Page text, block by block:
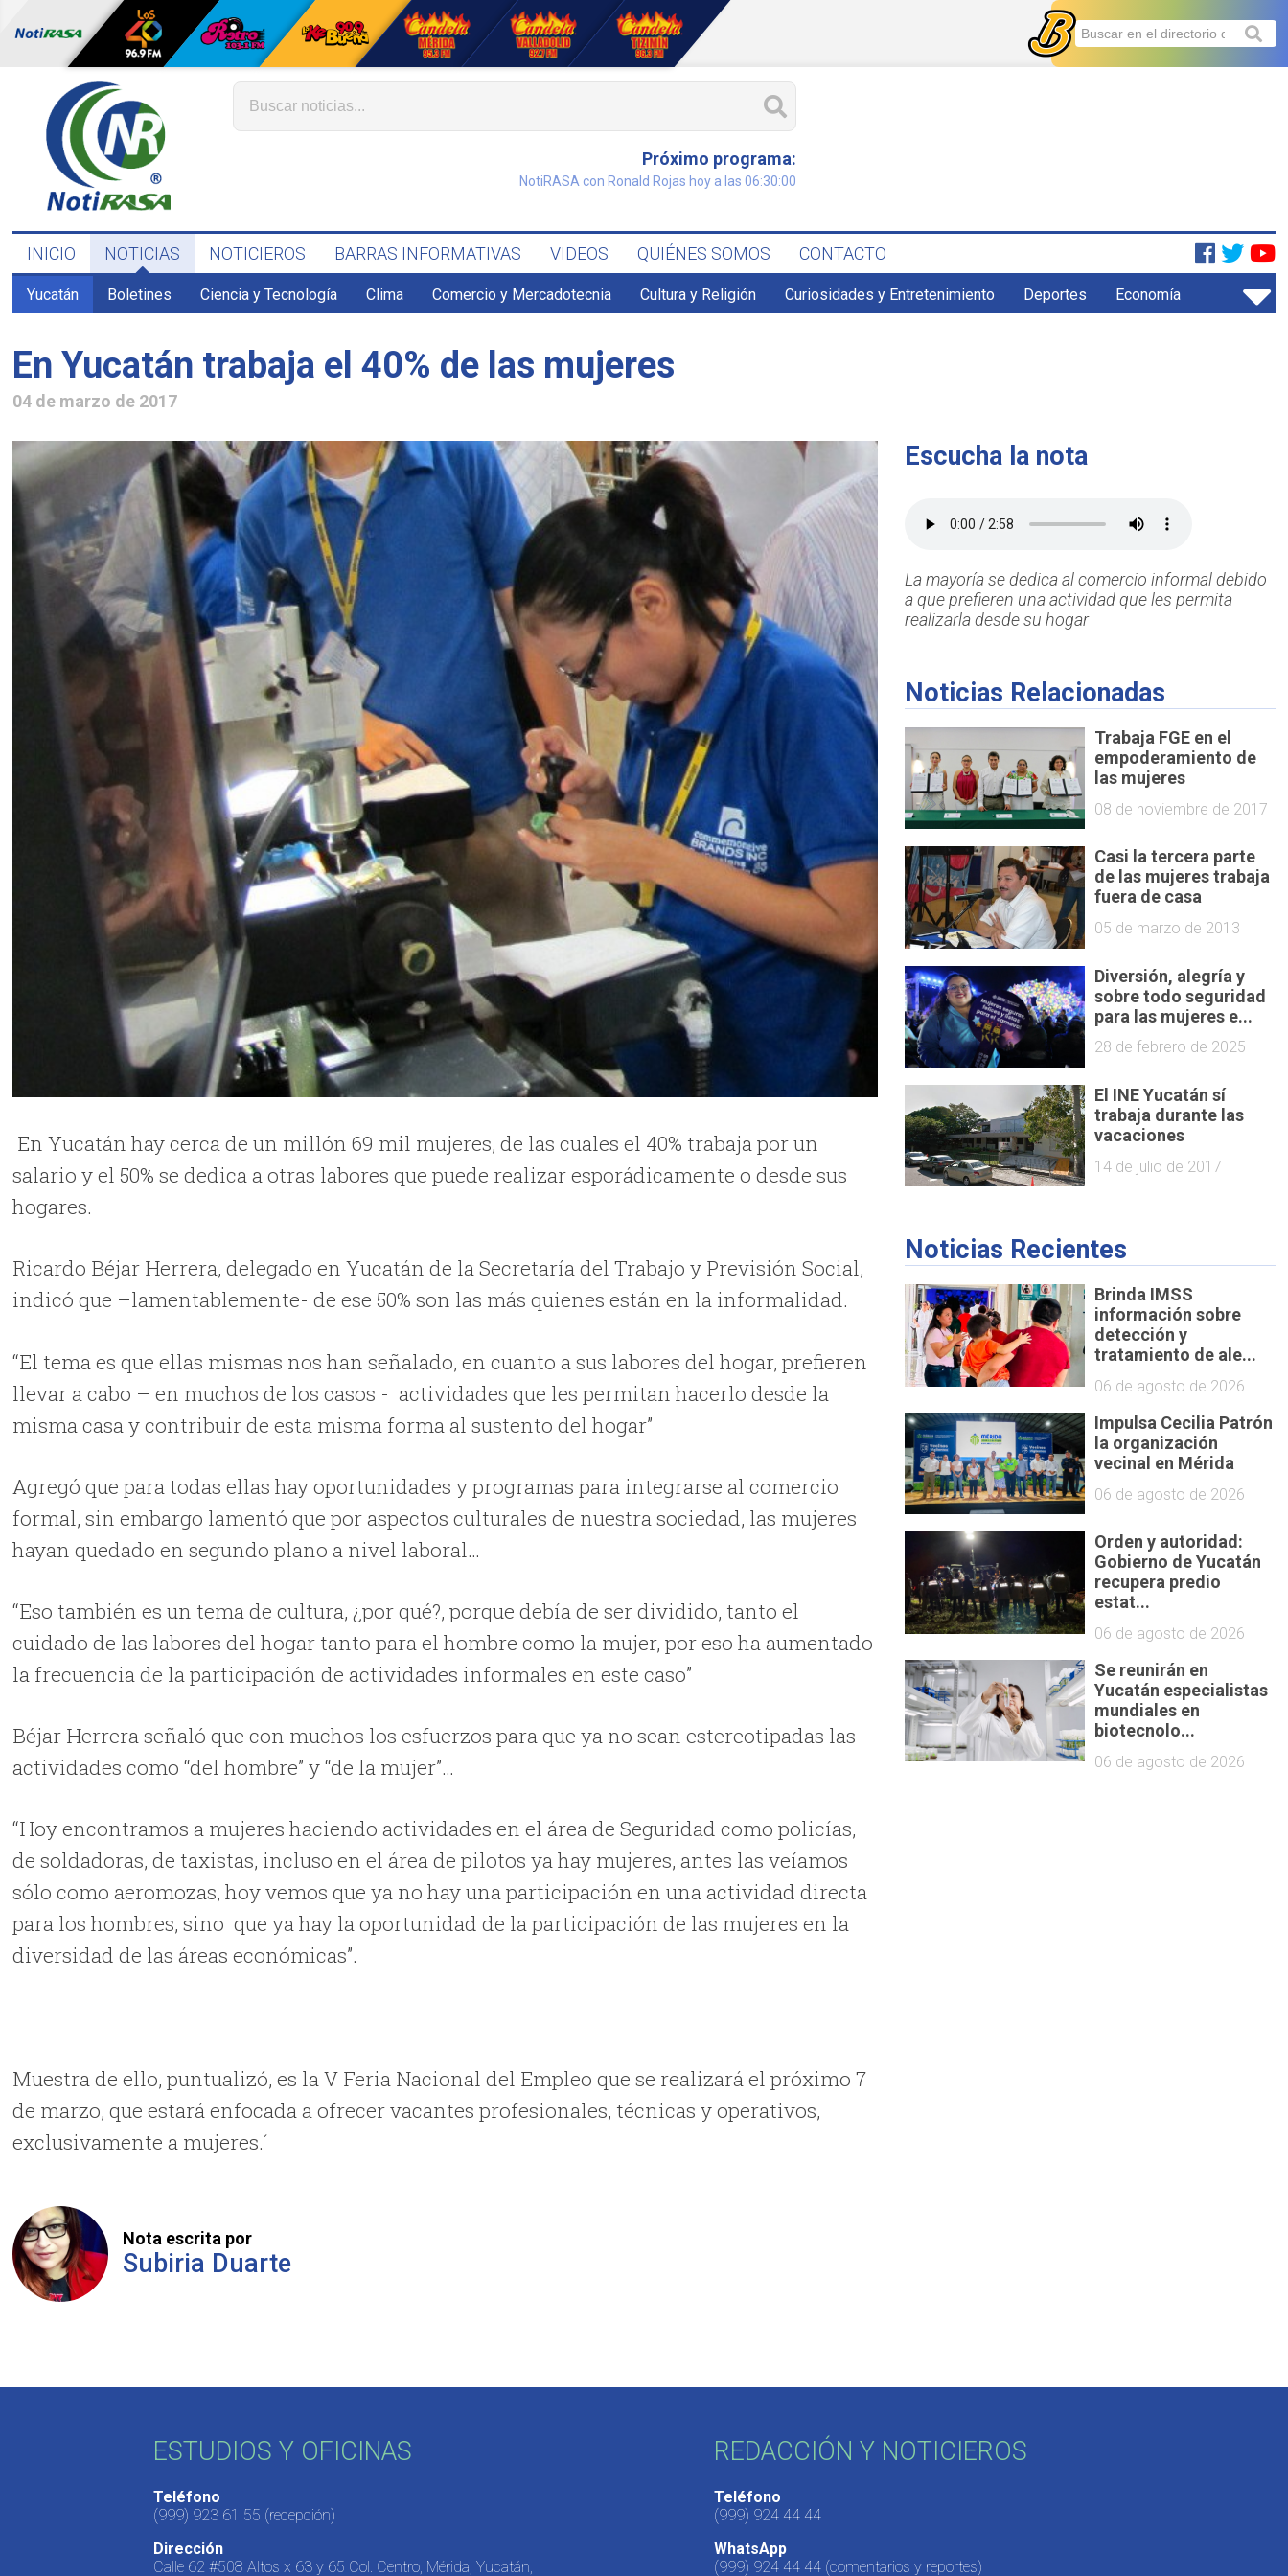
Próximo programa:
NotiRASA con Ronald Rojas hoy a las 06:30:00
INICIO NOTICIAS NOTICIEROS BARRAS INFORMATIVAS VIDEOS QUIÉNES SOMOS CONTACTO
Yucatán Boletines Ciencia y Tecnología Clima Comercio y Mercadotecnia Cultura y Religión Curiosidades y Entretenimiento Deportes Economía
En Yucatán trabaja el 40% de las mujeres
04 de marzo de 2017
En Yucatán hay cerca de un millón 69 mil mujeres, de las cuales el 40% trabaja por un
salario y el 50% se dedica a otras labores que puede realizar esporádicamente o desde sus
hogares.
Ricardo Béjar Herrera, delegado en Yucatán de la Secretaría del Trabajo y Previsión Social,
indicó que –lamentablemente- de ese 50% son las más quienes están en la informalidad.
“El tema es que ellas mismas nos han señalado, en cuanto a sus labores del hogar, prefieren
llevar a cabo – en muchos de los casos - actividades que les permitan hacerlo desde la
misma casa y contribuir de esta misma forma al sustento del hogar”
Agregó que para todas ellas hay oportunidades y programas para integrarse al comercio
formal, sin embargo lamentó que por aspectos culturales de nuestra sociedad, las mujeres
hayan quedado en segundo plano a nivel laboral…
“Eso también es un tema de cultura, ¿por qué?, porque debía de ser dividido, tanto el
cuidado de las labores del hogar tanto para el hombre como la mujer, por eso ha aumentado
la frecuencia de la participación de actividades informales en este caso”
Béjar Herrera señaló que con muchos los esfuerzos para que ya no sean estereotipadas las
actividades como “del hombre” y “de la mujer”…
“Hoy encontramos a mujeres haciendo actividades en el área de Seguridad como policías,
de soldadoras, de taxistas, incluso en el área de pilotos ya hay mujeres, antes las veíamos
sólo como aeromozas, hoy vemos que ya no hay una participación en una actividad directa
para los hombres, sino que ya hay la oportunidad de la participación de las mujeres en la
diversidad de las áreas económicas”.
Muestra de ello, puntualizó, es la V Feria Nacional del Empleo que se realizará el próximo 7
de marzo, que estará enfocada a ofrecer vacantes profesionales, técnicas y operativos,
exclusivamente a mujeres.´
Nota escrita por
Subiria Duarte
Escucha la nota
La mayoría se dedica al comercio informal debido
a que prefieren una actividad que les permita
realizarla desde su hogar
Noticias Relacionadas
Trabaja FGE en el
empoderamiento de
las mujeres
08 de noviembre de 2017
Casi la tercera parte
de las mujeres trabaja
fuera de casa
05 de marzo de 2013
Diversión, alegría y
sobre todo seguridad
para las mujeres e...
28 de febrero de 2025
El INE Yucatán sí
trabaja durante las
vacaciones
14 de julio de 2017
Noticias Recientes
Brinda IMSS
información sobre
detección y
tratamiento de ale...
06 de agosto de 2026
Impulsa Cecilia Patrón
la organización
vecinal en Mérida
06 de agosto de 2026
Orden y autoridad:
Gobierno de Yucatán
recupera predio
estat...
06 de agosto de 2026
Se reunirán en
Yucatán especialistas
mundiales en
biotecnolo...
06 de agosto de 2026
ESTUDIOS Y OFICINAS
Teléfono
(999) 923 61 55 (recepción)
Dirección
Calle 62 #508 Altos x 63 y 65 Col. Centro, Mérida, Yucatán,
REDACCIÓN Y NOTICIEROS
Teléfono
(999) 924 44 44
WhatsApp
(999) 924 44 44 (comentarios y reportes)